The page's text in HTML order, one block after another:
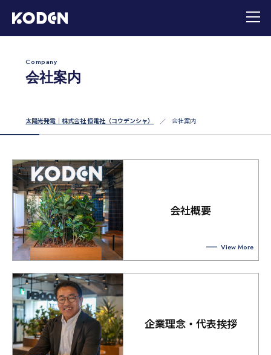
Company
会社案内
太陽光発電｜株式会社 恒電社（コウデンシャ） 会社案内
会社概要
View More
企業理念・代表挨拶